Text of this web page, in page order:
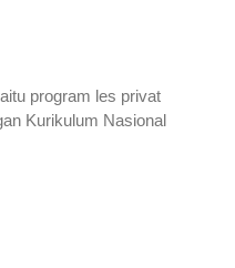
program les privat
Kurikulum Nasional